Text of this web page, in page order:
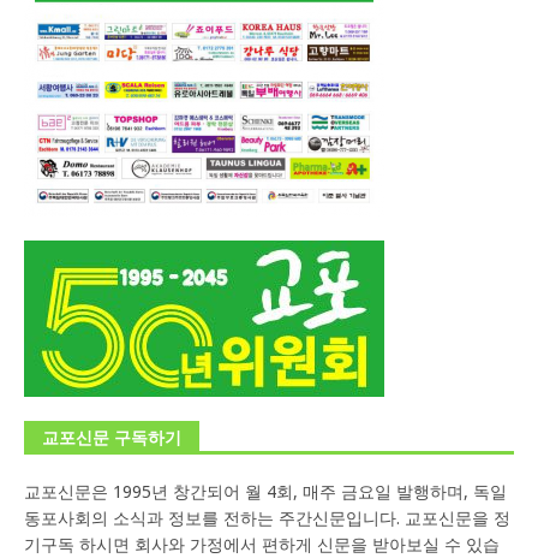
교포신문 구독하기
교포신문은 1995년 창간되어 월 4회, 매주 금요일 발행하며, 독일
동포사회의 소식과 정보를 전하는 주간신문입니다. 교포신문을 정
기구독 하시면 회사와 가정에서 편하게 신문을 받아보실 수 있습